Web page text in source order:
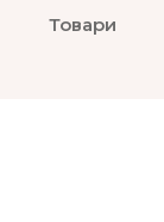
Товари